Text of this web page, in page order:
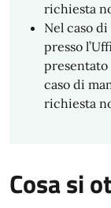
richiesta
Nel caso
presso
presentato
caso di
richiesta
Cosa si